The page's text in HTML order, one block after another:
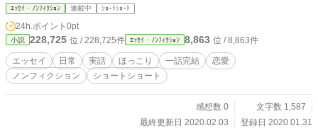
ｴｯｾｲ・ﾉﾝﾌｨｸｼｮﾝ 連載中 ｼｮｰﾄｼｮｰﾄ
24h.ポイント 0pt
小説 228,725 位 / 228,725件 ｴｯｾｲ・ﾉﾝﾌｨｸｼｮﾝ 8,863 位 / 8,863件
エッセイ 日常 実話 ほっこり 一話完結
恋愛
ノンフィクション
ショートショート
感想数 0
文字数 1,587
最終更新日 2020.02.03
登録日 2020.01.31